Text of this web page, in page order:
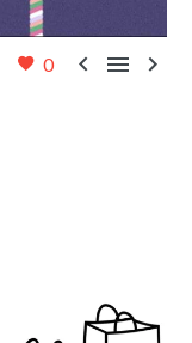
0   